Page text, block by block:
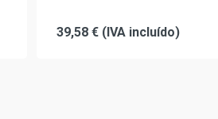
39,58 € (IVA incluído)